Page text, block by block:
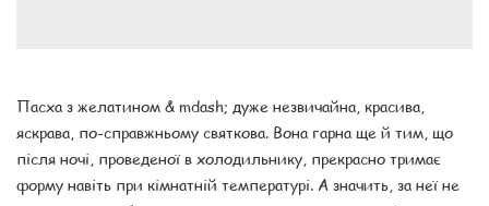
Пасха з желатином & mdash; дуже незвичайна, красива,
яскрава, по-справжньому святкова. Вона гарна ще й тим, що
після ночі, проведеної в холодильнику, прекрасно тримає
форму навіть при кімнатній температурі. А значить, за неї не